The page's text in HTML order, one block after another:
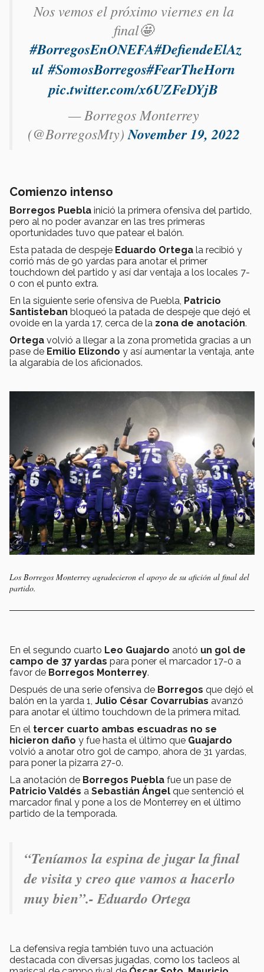
Nos vemos el próximo viernes en la
final🤩
#BorregosEnONEFA#DefiendeElAz
ul #SomosBorregos#FearTheHorn
pic.twitter.com/x6UZFeDYjB
— Borregos Monterrey
(@BorregosMty) November 19, 2022
Comienzo intenso
Borregos Puebla inició la primera ofensiva del partido,
pero al no poder avanzar en las tres primeras
oportunidades tuvo que patear el balón.
Esta patada de despeje Eduardo Ortega la recibió y
corrió más de 90 yardas para anotar el primer
touchdown del partido y así dar ventaja a los locales 7-
0 con el punto extra.
En la siguiente serie ofensiva de Puebla, Patricio
Santisteban bloqueó la patada de despeje que dejó el
ovoide en la yarda 17, cerca de la zona de anotación.
Ortega volvió a llegar a la zona prometida gracias a un
pase de Emilio Elizondo y así aumentar la ventaja, ante
la algarabía de los aficionados.
Los Borregos Monterrey agradecieron el apoyo de su afición al final del
partido.
En el segundo cuarto Leo Guajardo anotó un gol de
campo de 37 yardas para poner el marcador 17-0 a
favor de Borregos Monterrey.
Después de una serie ofensiva de Borregos que dejó el
balón en la yarda 1, Julio César Covarrubias avanzó
para anotar el último touchdown de la primera mitad.
En el tercer cuarto ambas escuadras no se
hicieron daño y fue hasta el último que Guajardo
volvió a anotar otro gol de campo, ahora de 31 yardas,
para poner la pizarra 27-0.
La anotación de Borregos Puebla fue un pase de
Patricio Valdés a Sebastián Ángel que sentenció el
marcador final y pone a los de Monterrey en el último
partido de la temporada.
“Teníamos la espina de jugar la final
de visita y creo que vamos a hacerlo
muy bien”.- Eduardo Ortega
La defensiva regia también tuvo una actuación
destacada con diversas jugadas, como los tacleos al